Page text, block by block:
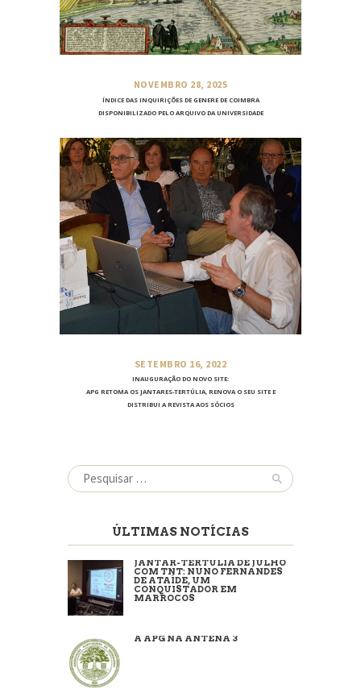
NOVEMBRO 28, 2025
ÍNDICE DAS INQUIRIÇÕES DE GENERE DE COIMBRA
DISPONIBILIZADO PELO ARQUIVO DA UNIVERSIDADE
SETEMBRO 16, 2022
INAUGURAÇÃO DO NOVO SITE:
APG RETOMA OS JANTARES-TERTÚLIA, RENOVA O SEU SITE E
DISTRIBUI A REVISTA AOS SÓCIOS
Pesquisar
por:
ÚLTIMAS NOTÍCIAS
JANTAR-TERTÚLIA DE JULHO
COM TNT: NUNO FERNANDES
DE ATAÍDE, UM
CONQUISTADOR EM
MARROCOS
A APG NA ANTENA 3